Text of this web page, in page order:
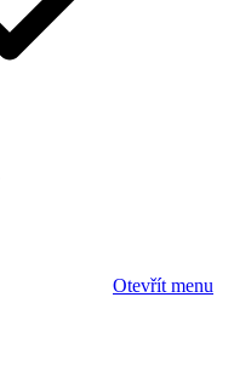
Otevřít menu